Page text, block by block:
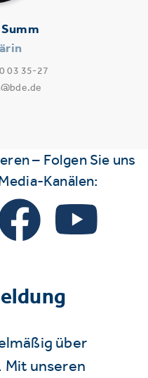
03 35-27
– Folgen Sie uns
Kanälen:
über
unseren